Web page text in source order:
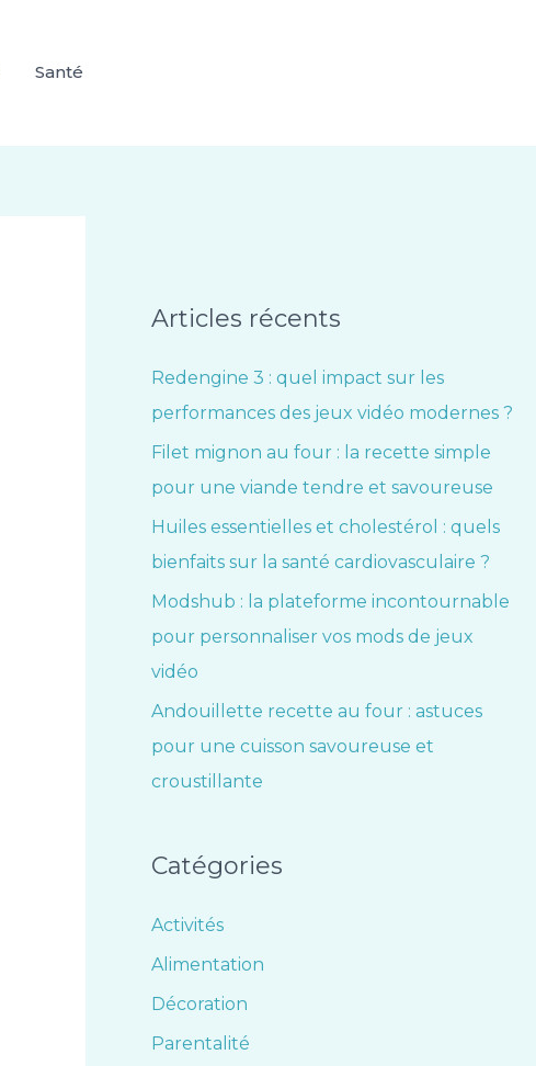
Santé
Articles récents
Redengine 3 : quel impact sur les
performances des jeux vidéo modernes ?
Filet mignon au four : la recette simple
pour une viande tendre et savoureuse
Huiles essentielles et cholestérol : quels
bienfaits sur la santé cardiovasculaire ?
Modshub : la plateforme incontournable
pour personnaliser vos mods de jeux
vidéo
Andouillette recette au four : astuces
pour une cuisson savoureuse et
croustillante
Catégories
Activités
Alimentation
Décoration
Parentalité